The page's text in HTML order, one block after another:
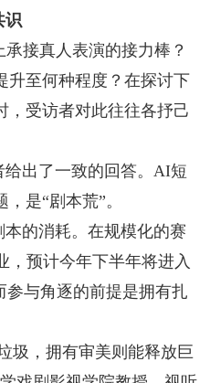
识
接真人表演的接力棒？
升至何种程度？在探讨下
，受访者对此往往各抒己
出了一致的回答。AI短
是“剧本荒”。
的消耗。在规模化的赛
，预计今年下半年将进入
参与角逐的前提是拥有扎
圾，拥有审美则能释放巨